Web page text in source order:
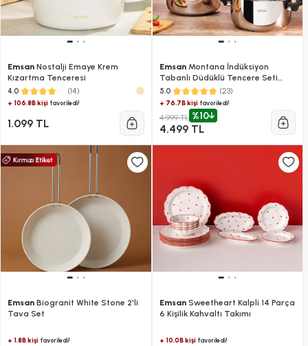
Emsan Nostalji Emaye Krem
Kızartma Tenceresi
4.0 (14)
+ 106.8B kişi favoriledi!
1.099 TL
EmsanMontana İndüksiyon
Tabanlı Düdüklü Tencere Seti
Siyah Gri 4+6 Litre
5.0 (23)
+ 76.7B kişifavoriledi!
4.999 TL %10
4.499 TL
Emsan Biogranit White Stone 2'li
Tava Set
+ 1.8B kişi favoriledi!
EmsanSweetheart Kalpli 14 Parça
6 Kişilik Kahvaltı Takımı
+ 10.0B kişifavoriledi!